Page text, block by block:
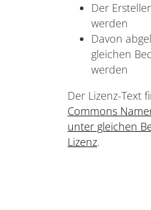
Der
werden
Davon
gleichen
werden
Der Lizenz-Text
Commons
unter gleichen
Lizenz.